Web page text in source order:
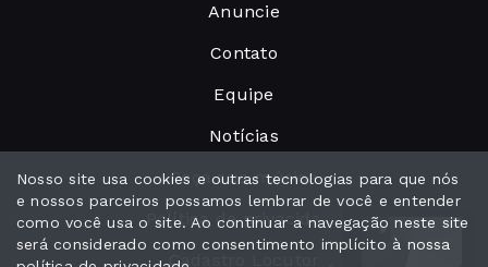
Anuncie
Contato
Equipe
Notícias
Peça sua música
Política de privacidade
Cadastro Locutor
Nosso site usa cookies e outras tecnologias para que nós
e nossos parceiros possamos lembrar de você e entender
como você usa o site. Ao continuar a navegação neste site
será considerado como consentimento implícito à nossa